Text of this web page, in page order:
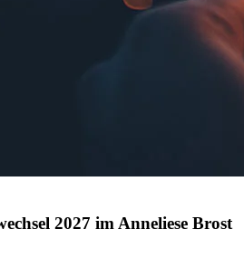
2027 im Anneliese Brost